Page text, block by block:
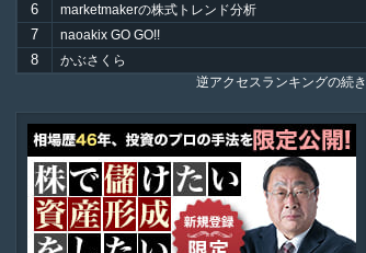
6 marketmakerの株式トレンド分析
7 naoakix GO GO!!
8
かぶさくら
逆アクセスランキングの続き